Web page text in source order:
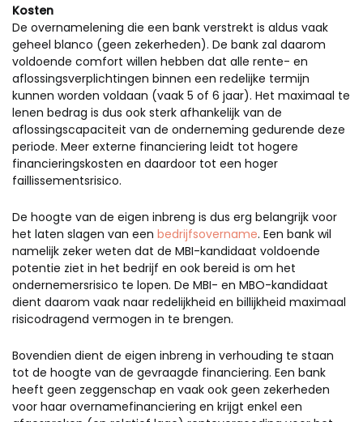
Kosten
De overnamelening die een bank verstrekt is aldus vaak
geheel blanco (geen zekerheden). De bank zal daarom
voldoende comfort willen hebben dat alle rente- en
aflossingsverplichtingen binnen een redelijke termijn
kunnen worden voldaan (vaak 5 of 6 jaar). Het maximaal te
lenen bedrag is dus ook sterk afhankelijk van de
aflossingscapaciteit van de onderneming gedurende deze
periode. Meer externe financiering leidt tot hogere
financieringskosten en daardoor tot een hoger
faillissementsrisico.
De hoogte van de eigen inbreng is dus erg belangrijk voor
het laten slagen van een bedrijfsovername. Een bank wil
namelijk zeker weten dat de MBI-kandidaat voldoende
potentie ziet in het bedrijf en ook bereid is om het
ondernemersrisico te lopen. De MBI- en MBO-kandidaat
dient daarom vaak naar redelijkheid en billijkheid maximaal
risicodragend vermogen in te brengen.
Bovendien dient de eigen inbreng in verhouding te staan
tot de hoogte van de gevraagde financiering. Een bank
heeft geen zeggenschap en vaak ook geen zekerheden
voor haar overnamefinanciering en krijgt enkel een